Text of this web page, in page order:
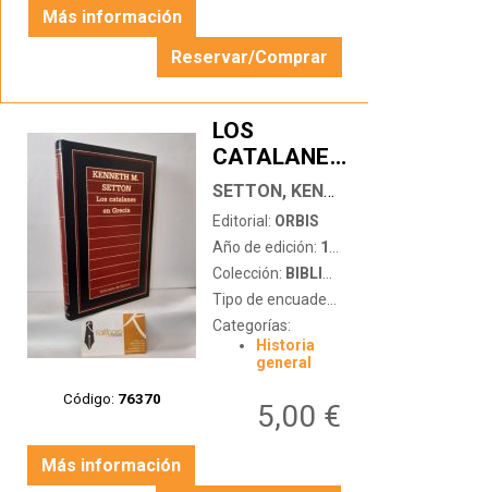
Más información
Reservar/Comprar
Código: 76370
LOS
CATALANES
EN GRECIA
…
SETTON, KENNETH M.
Editorial: ORBIS
Año de edición: 1985
Colección: BIBLIOTECA DE HISTORIA
Tipo de encuadernación:
Categorías:
Historia
general
5,00 €
Más información